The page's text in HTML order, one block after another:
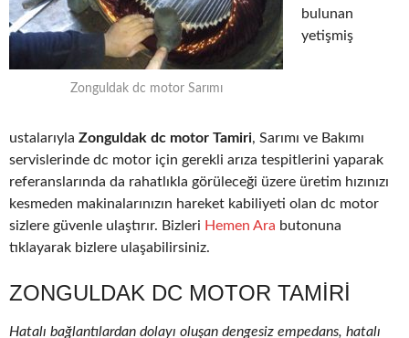
Zonguldak dc motor Sarımı
bulunan
yetişmiş
ustalarıyla Zonguldak dc motor Tamiri, Sarımı ve Bakımı
servislerinde dc motor için gerekli arıza tespitlerini yaparak
referanslarında da rahatlıkla görüleceği üzere üretim hızınızı
kesmeden makinalarınızın hareket kabiliyeti olan dc motor
sizlere güvenle ulaştırır. Bizleri Hemen Ara butonuna
tıklayarak bizlere ulaşabilirsiniz.
ZONGULDAK DC MOTOR TAMIRI
Hatalı bağlantılardan dolayı oluşan dengesiz empedans, hatalı